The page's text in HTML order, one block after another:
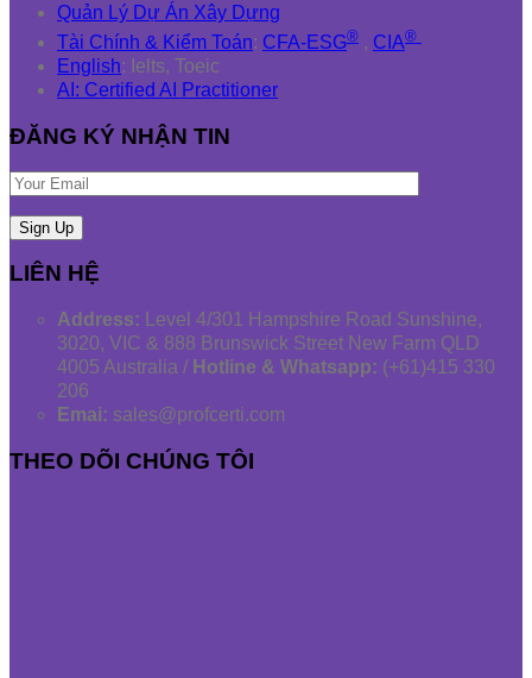
Quản Lý Dự Án Xây Dựng
Tài Chính & Kiểm Toán: CFA-ESG® , CIA®
English: Ielts, Toeic
AI: Certified AI Practitioner
ĐĂNG KÝ NHẬN TIN
LIÊN HỆ
Address: Level 4/301 Hampshire Road Sunshine,
3020, VIC & 888 Brunswick Street New Farm QLD
4005 Australia / Hotline & Whatsapp: (+61)415 330
206
Emai: sales@profcerti.com
THEO DÕI CHÚNG TÔI